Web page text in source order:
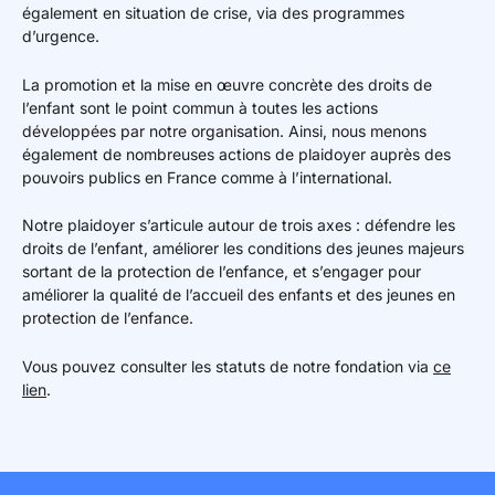
également en situation de crise, via des programmes
d’urgence.
La promotion et la mise en œuvre concrète des droits de
l’enfant sont le point commun à toutes les actions
développées par notre organisation. Ainsi, nous menons
également de nombreuses actions de plaidoyer auprès des
pouvoirs publics en France comme à l’international.
Notre plaidoyer s’articule autour de trois axes : défendre les
droits de l’enfant, améliorer les conditions des jeunes majeurs
sortant de la protection de l’enfance, et s’engager pour
améliorer la qualité de l’accueil des enfants et des jeunes en
protection de l’enfance.
Vous pouvez consulter les statuts de notre fondation via ce
lien.